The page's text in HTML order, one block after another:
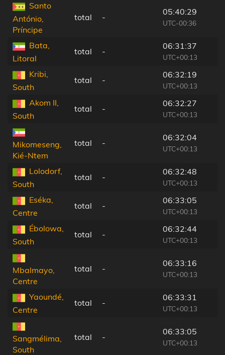
Santo
António,
Príncipe
total -
05:40:29
UTC-00:36
Bata,
Litoral
total -
06:31:37
UTC+00:13
Kribi,
South
total -
06:32:19
UTC+00:13
Akom II,
South
total -
06:32:27
UTC+00:13
Mikomeseng,
Kié-Ntem
total -
06:32:04
UTC+00:13
Lolodorf,
South
total -
06:32:48
UTC+00:13
Eséka,
Centre
total -
06:33:05
UTC+00:13
Ébolowa,
South
total -
06:32:44
UTC+00:13
Mbalmayo,
Centre
total -
06:33:16
UTC+00:13
Yaoundé,
Centre
total -
06:33:31
UTC+00:13
Sangmélima,
South
total -
06:33:05
UTC+00:13